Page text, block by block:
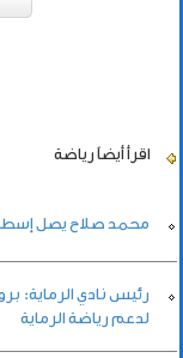
اقرأ أيضاً رياضة
محمد صلاح يصل
رئيس نادي الرماية:
لدعم رياضة الرماية